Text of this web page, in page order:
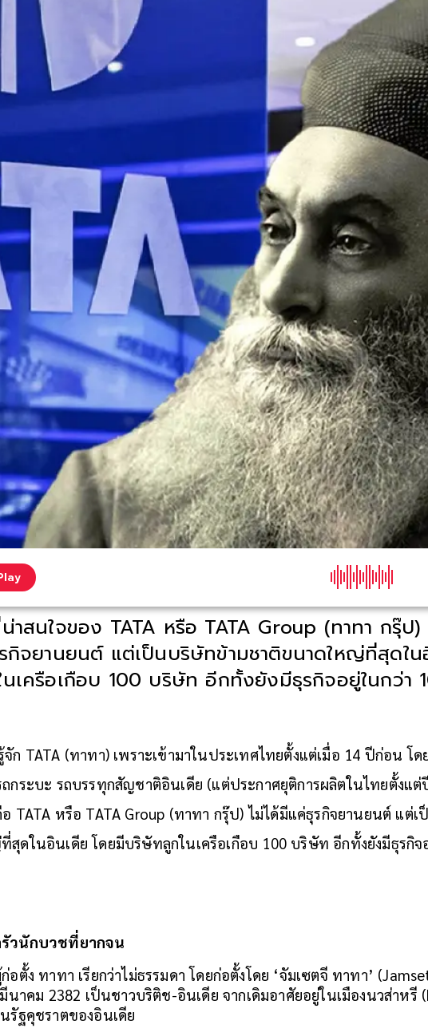
าสนใจของ TATA หรือ TATA Group (ทาทา กรุ๊ป
กิจยานยนต์ แต่เป็นบริษัทข้ามชาติขนาดใหญ่ที่สุดใ
เครือเกือบ 100 บริษัท อีกทั้งยังมีธุรกิจอยู่ในกว่า
ก TATA (ทาทา) เพราะเข้ามาในประเทศไทยตั้งแต่เมื่อ 14 ปีก่อน โ
กระบะ รถบรรทุกสัญชาติอินเดีย (แต่ประกาศยุติการผลิตในไทยตั้งแต่
TATA หรือ TATA Group (ทาทา กรุ๊ป) ไม่ได้มีแค่ธุรกิจยานยนต์ แต่
ดในอินเดีย โดยมีบริษัทลูกในเครือเกือบ 100 บริษัท อีกทั้งยังมีธุรกิจ
วนักบวชที่ยากจน
อตั้ง ทาทา เรียกว่าไม่ธรรมดา โดยก่อตั้งโดย ‘จัมเซตจี ทาทา’
นาคม 2382 เป็นชาวบริติช-อินเดีย จากเดิมอาศัยอยู่ในเมืองนวส่าหรี
ฐคุชราตของอินเดีย